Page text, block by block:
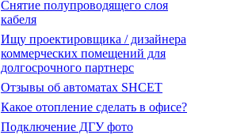
Снятие полупроводящего слоя
кабеля
Ищу проектировщика / дизайнера
коммерческих помещений для
долгосрочного партнерс
Отзывы об автоматах SHCET
Какое отопление сделать в офисе?
Подключение ДГУ фото